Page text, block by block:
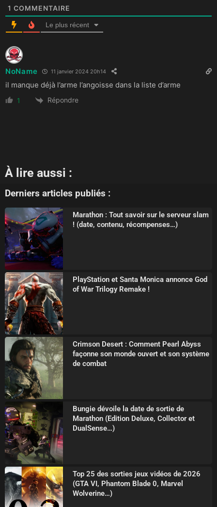
1 COMMENTAIRE
Le plus récent
NoName 11 janvier 2024 20h14
il manque déjà l’arme l’angoisse dans la liste d’arme
1 Répondre
À lire aussi :
Derniers articles publiés :
Marathon : Tout savoir sur le serveur slam
! (date, contenu, récompenses…)
PlayStation et Santa Monica annonce God
of War Trilogy Remake !
Crimson Desert : Comment Pearl Abyss
façonne son monde ouvert et son système
de combat
Bungie dévoile la date de sortie de
Marathon (Edition Deluxe, Collector et
DualSense…)
Top 25 des sorties jeux vidéos de 2026
(GTA VI, Phantom Blade 0, Marvel
Wolverine…)